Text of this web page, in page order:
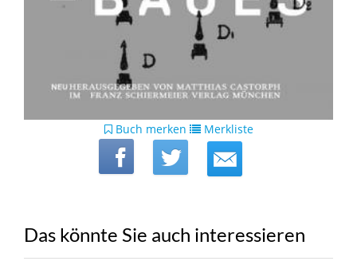
Buch merken Merkliste
Das könnte Sie auch interessieren